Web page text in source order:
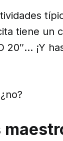
tiene un
20″… ¡Y